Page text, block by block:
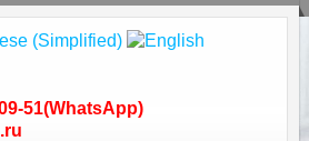
51(WhatsApp)